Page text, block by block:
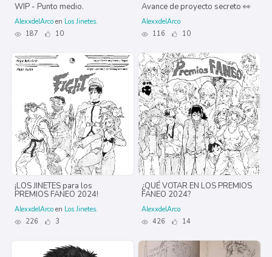
WIP - Punto medio.
AlexxdelArco en Los Jinetes.
187
10
Avance de proyecto secreto 👀
AlexxdelArco
116
10
¡LOS JINETES para los
PREMIOS FANEO 2024!
AlexxdelArco en Los Jinetes.
226
3
¿QUÉ VOTAR EN LOS PREMIOS
FANEO 2024?
AlexxdelArco
426
14